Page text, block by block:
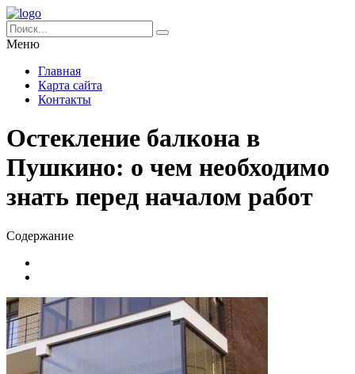
Меню
Главная
Карта сайта
Контакты
Остекление балкона в
Пушкино: о чем необходимо
знать перед началом работ
Содержание